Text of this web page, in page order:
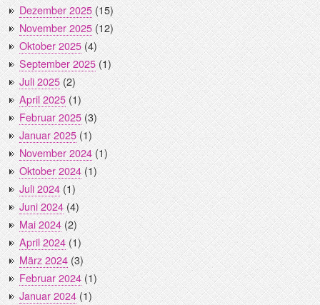
Dezember 2025(15)
November 2025(12)
Oktober 2025(4)
September 2025(1)
Juli 2025(2)
April 2025(1)
Februar 2025(3)
Januar 2025(1)
November 2024(1)
Oktober 2024(1)
Juli 2024(1)
Juni 2024(4)
Mai 2024(2)
April 2024(1)
März 2024(3)
Februar 2024(1)
Januar 2024(1)